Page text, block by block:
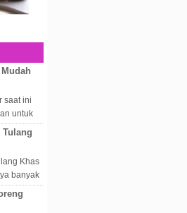
saat ini
untuk
tetapi
Tulang
Khas
banyak